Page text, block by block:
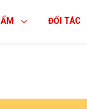
ĐỐI TÁC